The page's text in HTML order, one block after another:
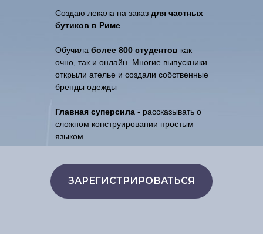
Создаю лекала на заказ для частных
бутиков в Риме
Обучила более 800 студентов как
очно, так и онлайн. Многие выпускники
открыли ателье и создали собственные
бренды одежды
Главная суперсила - рассказывать о
сложном конструировании простым
языком
ЗАРЕГИСТРИРОВАТЬСЯ